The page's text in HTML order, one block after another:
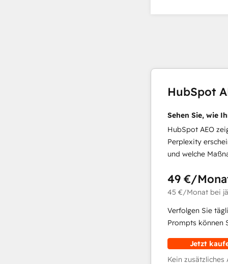
HubSpot
Sehen Sie, wie
HubSpot AEO
Perplexity
und welche
49 €/
45 €/Monat bei
Verfolgen Sie
Prompts können
Jetzt
Kein